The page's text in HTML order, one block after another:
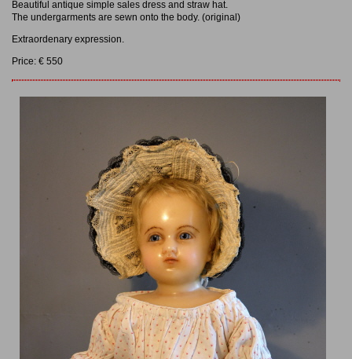
Beautiful antique simple sales dress and straw hat.
The undergarments are sewn onto the body. (original)
Extraordenary expression.
Price: € 550